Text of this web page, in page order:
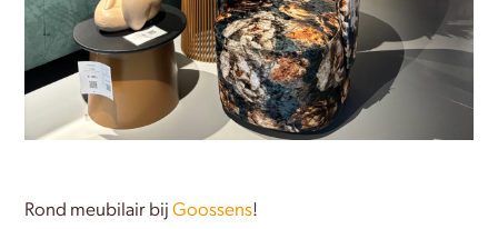
Rond meubilair bijGoossens!